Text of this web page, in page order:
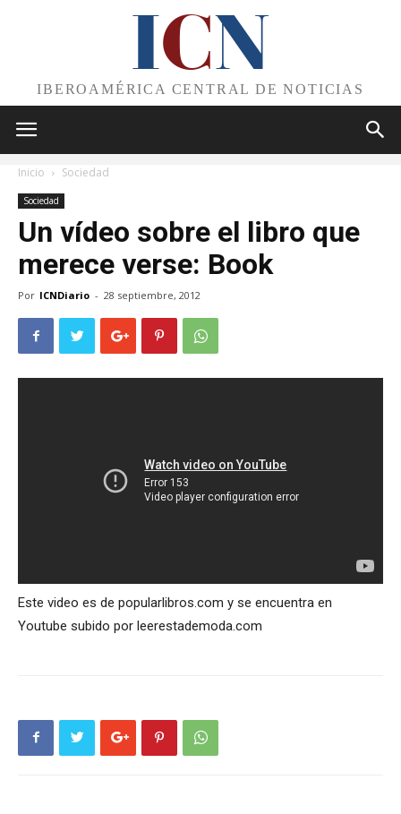
ICN
IBEROAMÉRICA CENTRAL DE NOTICIAS
Inicio Sociedad
Sociedad
Un vídeo sobre el libro que
merece verse: Book
Por ICNDiario - 28 septiembre, 2012
Este video es de popularlibros.com y se encuentra en
Youtube subido por leerestademoda.com